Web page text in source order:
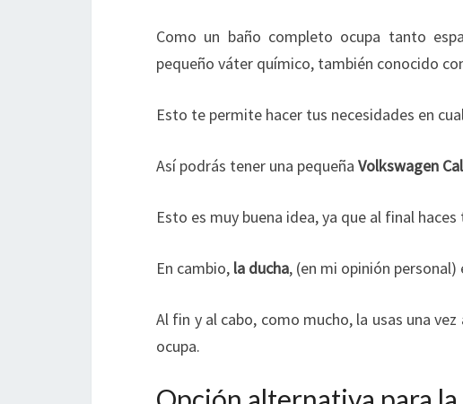
Como un baño completo ocupa tanto
pequeño váter químico, también conocido
Esto te permite hacer tus necesidades en
Así podrás tener una pequeña Volkswagen
Esto es muy buena idea, ya que al final
En cambio, la ducha, (en mi opinión
Al fin y al cabo, como mucho, la usas una
ocupa.